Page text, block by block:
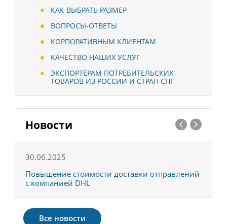
КАК ВЫБРАТЬ РАЗМЕР
ВОПРОСЫ-ОТВЕТЫ
КОРПОРАТИВНЫМ КЛИЕНТАМ
КАЧЕСТВО НАШИХ УСЛУГ
ЭКСПОРТЁРАМ ПОТРЕБИТЕЛЬСКИХ
ТОВАРОВ ИЗ РОССИИ И СТРАН СНГ
Новости
30.06.2025
Повышение стоимости доставки отправлений
с компанией DHL
Все новости